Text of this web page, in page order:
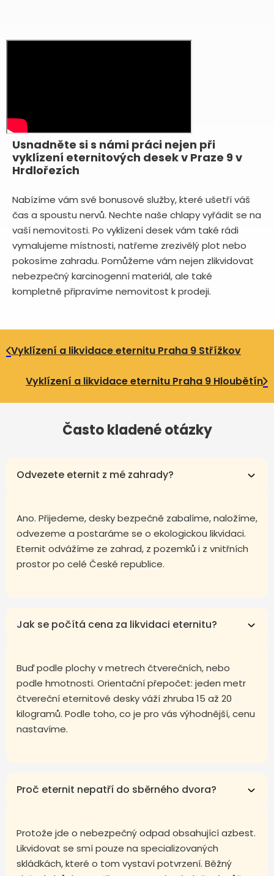
Usnadněte si s námi práci nejen při
vyklízení eternitových desek v Praze 9 v
Hrdlořezích
Nabízíme vám své bonusové služby, které ušetří váš
čas a spoustu nervů. Nechte naše chlapy vyřádit se na
vaší nemovitosti. Po vyklizení desek vám také rádi
vymalujeme místnosti, natřeme zrezivělý plot nebo
pokosíme zahradu. Pomůžeme vám nejen zlikvidovat
nebezpečný karcinogenní materiál, ale také
kompletně připravíme nemovitost k prodeji.
Vyklízení a likvidace eternitu Praha 9 Střížkov
Vyklízení a likvidace eternitu Praha 9 Hloubětín
Často kladené otázky
Odvezete eternit z mé zahrady?
Ano. Přijedeme, desky bezpečně zabalíme, naložíme,
odvezeme a postaráme se o ekologickou likvidaci.
Eternit odvážíme ze zahrad, z pozemků i z vnitřních
prostor po celé České republice.
Jak se počítá cena za likvidaci eternitu?
Buď podle plochy v metrech čtverečních, nebo
podle hmotnosti. Orientační přepočet: jeden metr
čtvereční eternitové desky váží zhruba 15 až 20
kilogramů. Podle toho, co je pro vás výhodnější, cenu
nastavíme.
Proč eternit nepatří do sběrného dvora?
Protože jde o nebezpečný odpad obsahující azbest.
Likvidovat se smí pouze na specializovaných
skládkách, které o tom vystaví potvrzení. Běžný